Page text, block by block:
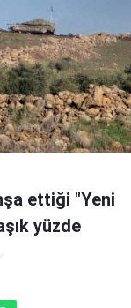
ettiği "Yeni
yüzde